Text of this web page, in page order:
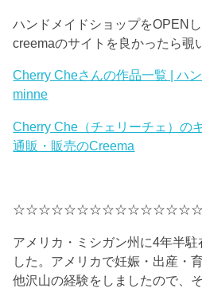
ハンドメイドショップをOPEN
creemaのサイトを良かったら覗
Cherry Cheさんの作品一覧 | ハ
minne
Cherry Che（チェリーチェ）の
通販・販売のCreema
アメリカ・ミシガン州に4年半
した。アメリカで妊娠・出産・
他沢山の経験をしましたので、